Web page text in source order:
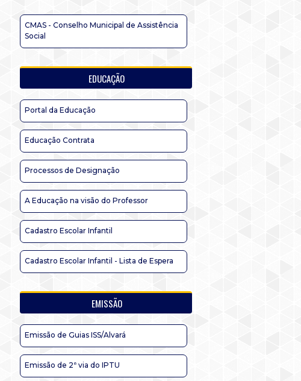
CMAS - Conselho Municipal de Assistência
Social
EDUCAÇÃO
Portal da Educação
Educação Contrata
Processos de Designação
A Educação na visão do Professor
Cadastro Escolar Infantil
Cadastro Escolar Infantil - Lista de Espera
EMISSÃO
Emissão de Guias ISS/Alvará
Emissão de 2ª via do IPTU